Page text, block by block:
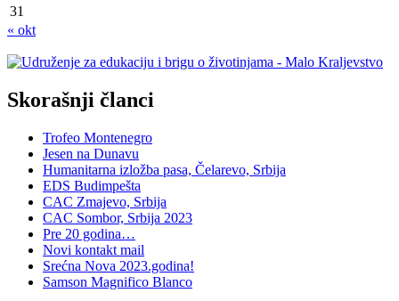
31
« okt
Skorašnji članci
Trofeo Montenegro
Jesen na Dunavu
Humanitarna izložba pasa, Čelarevo, Srbija
EDS Budimpešta
CAC Zmajevo, Srbija
CAC Sombor, Srbija 2023
Pre 20 godina…
Novi kontakt mail
Srećna Nova 2023.godina!
Samson Magnifico Blanco